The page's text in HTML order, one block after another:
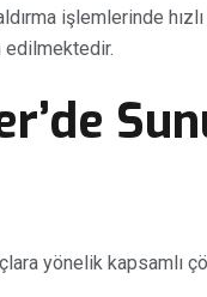
işlemlerinde
edilmektedir.
yönelik kapsamlı